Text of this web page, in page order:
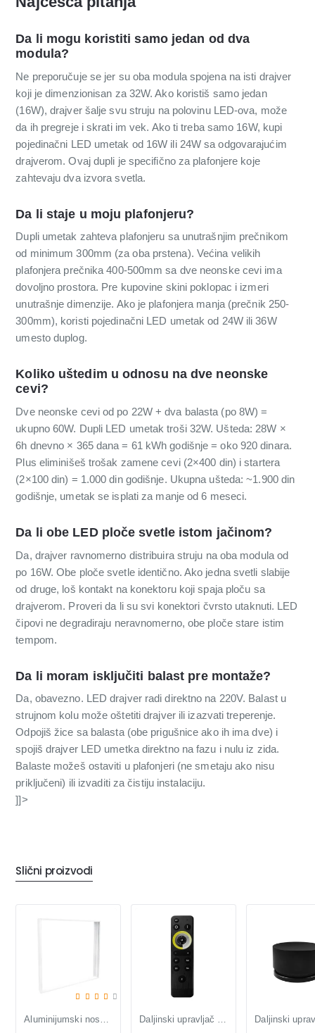
Da li mogu koristiti samo jedan od dva
modula?
Ne preporučuje se jer su oba modula spojena na isti drajver
koji je dimenzionisan za 32W. Ako koristiš samo jedan
(16W), drajver šalje svu struju na polovinu LED-ova, može
da ih pregreje i skrati im vek. Ako ti treba samo 16W, kupi
pojedinačni LED umetak od 16W ili 24W sa odgovarajućim
drajverom. Ovaj dupli je specifično za plafonjere koje
zahtevaju dva izvora svetla.
Da li staje u moju plafonjeru?
Dupli umetak zahteva plafonjeru sa unutrašnjim prečnikom
od minimum 300mm (za oba prstena). Većina velikih
plafonjera prečnika 400-500mm sa dve neonske cevi ima
dovoljno prostora. Pre kupovine skini poklopac i izmeri
unutrašnje dimenzije. Ako je plafonjera manja (prečnik 250-
300mm), koristi pojedinačni LED umetak od 24W ili 36W
umesto duplog.
Koliko uštedim u odnosu na dve neonske
cevi?
Dve neonske cevi od po 22W + dva balasta (po 8W) =
ukupno 60W. Dupli LED umetak troši 32W. Ušteda: 28W ×
6h dnevno × 365 dana = 61 kWh godišnje = oko 920 dinara.
Plus eliminišeš trošak zamene cevi (2×400 din) i startera
(2×100 din) = 1.000 din godišnje. Ukupna ušteda: ~1.900 din
godišnje, umetak se isplati za manje od 6 meseci.
Da li obe LED ploče svetle istom jačinom?
Da, drajver ravnomerno distribuira struju na oba modula od
po 16W. Obe ploče svetle identično. Ako jedna svetli slabije
od druge, loš kontakt na konektoru koji spaja ploču sa
drajverom. Proveri da li su svi konektori čvrsto utaknuti. LED
čipovi ne degradiraju neravnomerno, obe ploče stare istim
tempom.
Da li moram isključiti balast pre montaže?
Da, obavezno. LED drajver radi direktno na 220V. Balast u
strujnom kolu može oštetiti drajver ili izazvati treperenje.
Odpojiš žice sa balasta (obe prigušnice ako ih ima dve) i
spojiš drajver LED umetka direktno na fazu i nulu iz zida.
Balaste možeš ostaviti u plafonjeri (ne smetaju ako nisu
priključeni) ili izvaditi za čistiju instalaciju.
]]>
Slični proizvodi
Aluminijumski nosač za LNP-B LED panele Daljinski upravljač 2u1 za DLV i KON-T11,12